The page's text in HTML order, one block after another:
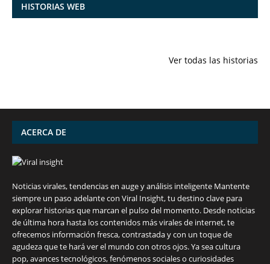
HISTORIAS WEB
Ver todas las historias
años
julio: Playas de
¡más!
ocultas del
ACERCA DE
Noticias virales, tendencias en auge y análisis inteligente Mantente
siempre un paso adelante con Viral Insight, tu destino clave para
explorar historias que marcan el pulso del momento. Desde noticias
de última hora hasta los contenidos más virales de internet, te
ofrecemos información fresca, contrastada y con un toque de
agudeza que te hará ver el mundo con otros ojos. Ya sea cultura
pop, avances tecnológicos, fenómenos sociales o curiosidades